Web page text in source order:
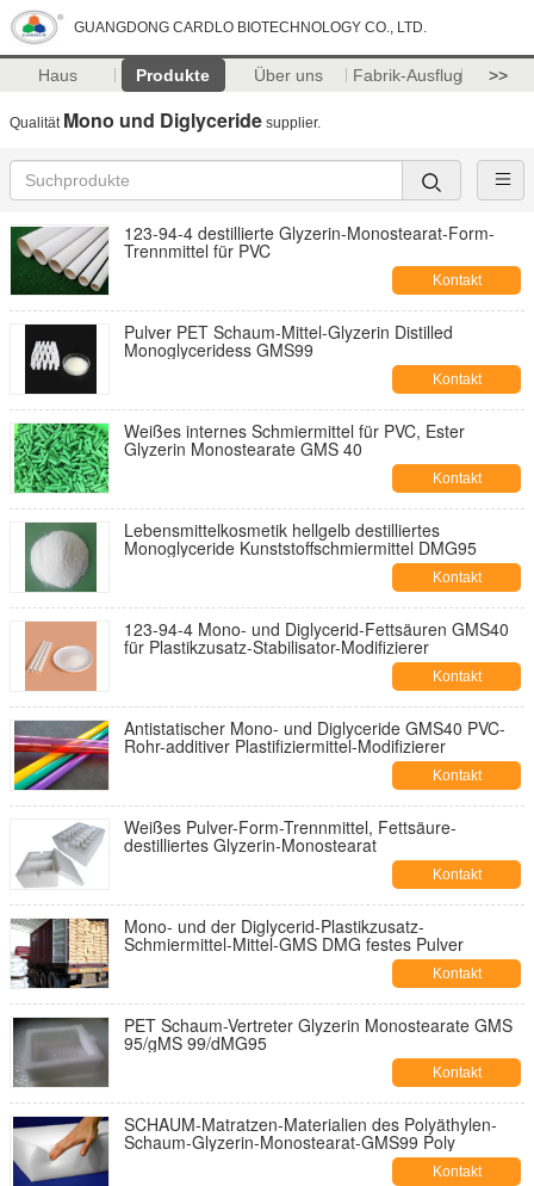
GUANGDONG CARDLO BIOTECHNOLOGY CO., LTD.
Haus Produkte Über uns Fabrik-Ausflug >>
Qualität Mono und Diglyceride supplier.
123-94-4 destillierte Glyzerin-Monostearat-Form-
Trennmittel für PVC
Kontakt
Pulver PET Schaum-Mittel-Glyzerin Distilled
Monoglyceridess GMS99
Kontakt
Weißes internes Schmiermittel für PVC, Ester
Glyzerin Monostearate GMS 40
Kontakt
Lebensmittelkosmetik hellgelb destilliertes
Monoglyceride Kunststoffschmiermittel DMG95
Kontakt
123-94-4 Mono- und Diglycerid-Fettsäuren GMS40
für Plastikzusatz-Stabilisator-Modifizierer
Kontakt
Antistatischer Mono- und Diglyceride GMS40 PVC-
Rohr-additiver Plastifiziermittel-Modifizierer
Kontakt
Weißes Pulver-Form-Trennmittel, Fettsäure-
destilliertes Glyzerin-Monostearat
Kontakt
Mono- und der Diglycerid-Plastikzusatz-
Schmiermittel-Mittel-GMS DMG festes Pulver
Kontakt
PET Schaum-Vertreter Glyzerin Monostearate GMS
95/gMS 99/dMG95
Kontakt
SCHAUM-Matratzen-Materialien des Polyäthylen-
Schaum-Glyzerin-Monostearat-GMS99 Poly
Kontakt